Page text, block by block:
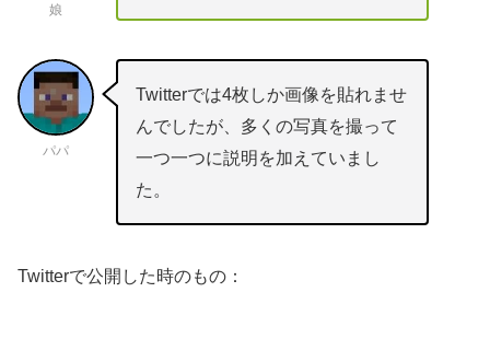
娘
パパ
Twitterでは4枚しか画像を貼れませ
んでしたが、多くの写真を撮って
一つ一つに説明を加えていまし
た。
Twitterで公開した時のもの：